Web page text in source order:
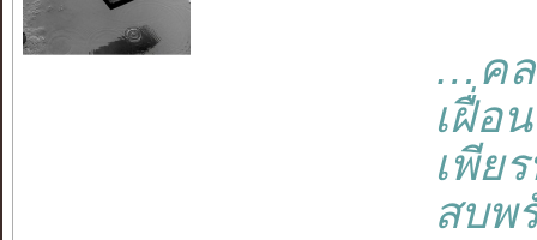
…คล
เฝื่อ
เพีย
สบพ